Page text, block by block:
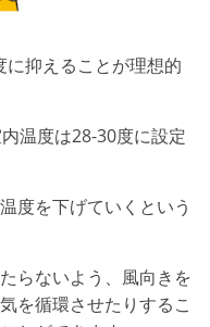
抑えることが理想的
温度は28-30度に設定
度を下げていくという
らないよう、風向きを
を循環させたりするこ